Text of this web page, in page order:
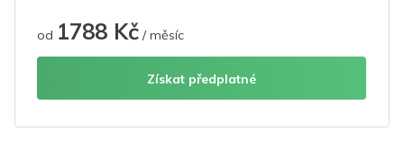
od 1788 Kč / měsíc
Získat předplatné